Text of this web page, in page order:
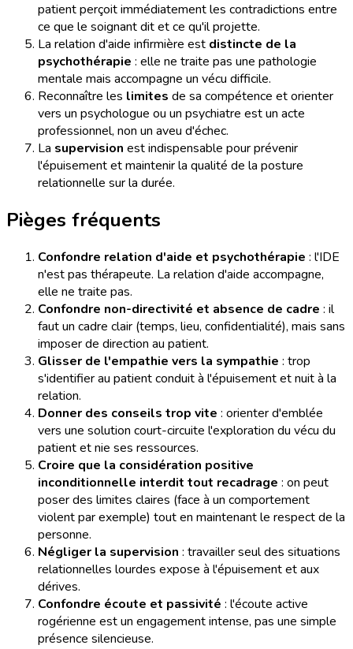
patient perçoit immédiatement les contradictions entre
ce que le soignant dit et ce qu'il projette.
La relation d'aide infirmière est distincte de la
psychothérapie : elle ne traite pas une pathologie
mentale mais accompagne un vécu difficile.
Reconnaître les limites de sa compétence et orienter
vers un psychologue ou un psychiatre est un acte
professionnel, non un aveu d'échec.
La supervision est indispensable pour prévenir
l'épuisement et maintenir la qualité de la posture
relationnelle sur la durée.
Pièges fréquents
Confondre relation d'aide et psychothérapie : l'IDE
n'est pas thérapeute. La relation d'aide accompagne,
elle ne traite pas.
Confondre non-directivité et absence de cadre : il
faut un cadre clair (temps, lieu, confidentialité), mais sans
imposer de direction au patient.
Glisser de l'empathie vers la sympathie : trop
s'identifier au patient conduit à l'épuisement et nuit à la
relation.
Donner des conseils trop vite : orienter d'emblée
vers une solution court-circuite l'exploration du vécu du
patient et nie ses ressources.
Croire que la considération positive
inconditionnelle interdit tout recadrage : on peut
poser des limites claires (face à un comportement
violent par exemple) tout en maintenant le respect de la
personne.
Négliger la supervision : travailler seul des situations
relationnelles lourdes expose à l'épuisement et aux
dérives.
Confondre écoute et passivité : l'écoute active
rogérienne est un engagement intense, pas une simple
présence silencieuse.